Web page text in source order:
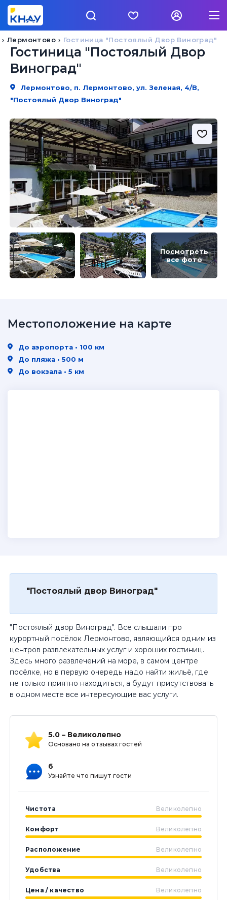
Гостиница "Постоялый Двор Виноград"
Лермонтово
Гостиница "Постоялый Двор
Виноград"
Лермонтово, п. Лермонтово, ул. Зеленая, 4/В,
"Постоялый Двор Виноград"
Посмотреть
все фото
"Постоялый двор Виноград"
"Постоялый двор Виноград". Все слышали про
курортный посёлок Лермонтово, являющийся одним из
центров развлекательных услуг и хороших гостиниц.
Здесь много развлечений на море, в самом центре
посёлке, но в первую очередь надо найти жильё, где
не только приятно находиться, а будут присутствовать
в одном месте все интересующие вас услуги.
5.0 – Великолепно
Основано на отзывах гостей
6
Узнайте что пишут гости
Чистота Великолепно
Комфорт Великолепно
Расположение Великолепно
Удобства Великолепно
Цена / качество Великолепно
Местоположение на карте
До аэропорта • 100 км
До пляжа • 500 м
До вокзала • 5 км